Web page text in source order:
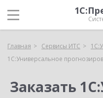
Главная Сервисы ИТС
1С:Универсальное
Заказать